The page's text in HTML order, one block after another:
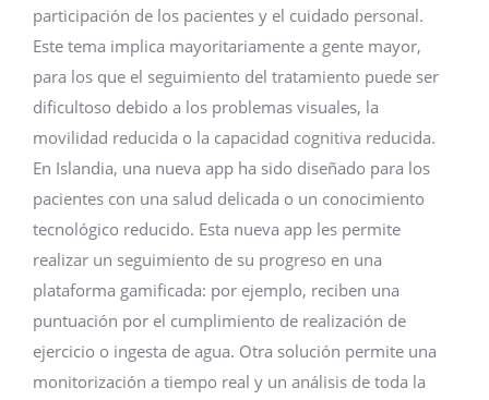
participación de los pacientes y el cuidado personal.
Este tema implica mayoritariamente a gente mayor,
para los que el seguimiento del tratamiento puede ser
dificultoso debido a los problemas visuales, la
movilidad reducida o la capacidad cognitiva reducida.
En Islandia, una nueva app ha sido diseñado para los
pacientes con una salud delicada o un conocimiento
tecnológico reducido. Esta nueva app les permite
realizar un seguimiento de su progreso en una
plataforma gamificada: por ejemplo, reciben una
puntuación por el cumplimiento de realización de
ejercicio o ingesta de agua. Otra solución permite una
monitorización a tiempo real y un análisis de toda la